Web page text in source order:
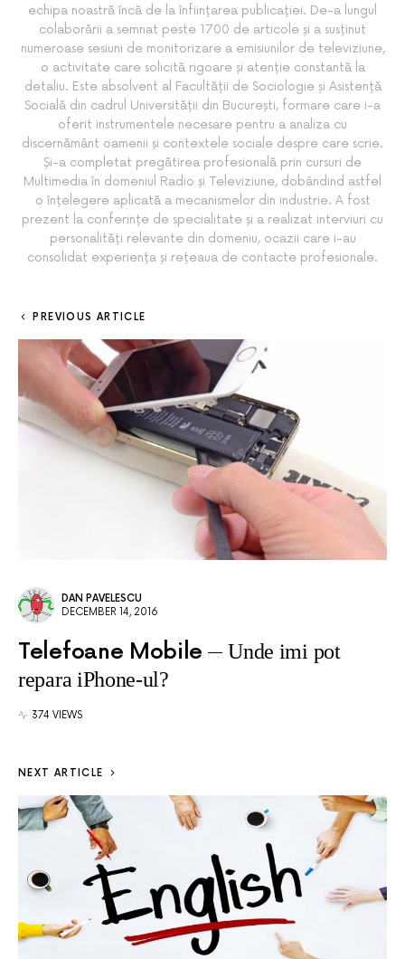
echipa noastră încă de la înființarea publicației. De-a lungul
colaborării a semnat peste 1700 de articole și a susținut
numeroase sesiuni de monitorizare a emisiunilor de televiziune,
o activitate care solicită rigoare și atenție constantă la
detaliu. Este absolvent al Facultății de Sociologie și Asistență
Socială din cadrul Universității din București, formare care i-a
oferit instrumentele necesare pentru a analiza cu
discernământ oamenii și contextele sociale despre care scrie.
Și-a completat pregătirea profesională prin cursuri de
Multimedia în domeniul Radio și Televiziune, dobândind astfel
o înțelegere aplicată a mecanismelor din industrie. A fost
prezent la conferințe de specialitate și a realizat interviuri cu
personalități relevante din domeniu, ocazii care i-au
consolidat experiența și rețeaua de contacte profesionale.
PREVIOUS ARTICLE
DAN PAVELESCU
DECEMBER 14, 2016
Telefoane Mobile
Unde imi pot
repara iPhone-ul?
374 VIEWS
NEXT ARTICLE